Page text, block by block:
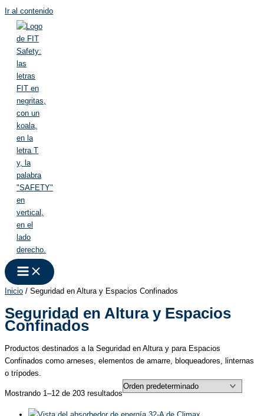
Ir al contenido
Inicio / Seguridad en Altura y Espacios Confinados
Seguridad en Altura y Espacios
Confinados
Productos destinados a la Seguridad en Altura y para Espacios
Confinados como arneses, elementos de amarre, bloqueadores, linternas
o trípodes.
Mostrando 1–12 de 203 resultados